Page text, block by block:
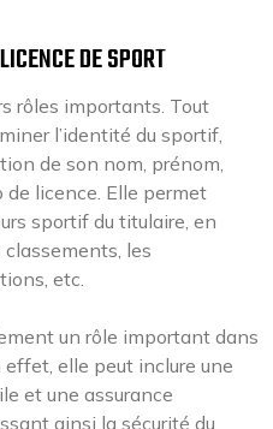
DE SPORT
rôles importants. Tout
l’identité du sportif,
de son nom, prénom,
licence. Elle permet
sportif du titulaire, en
les
etc.
un rôle important dans
elle peut inclure une
et une assurance
ainsi la sécurité du